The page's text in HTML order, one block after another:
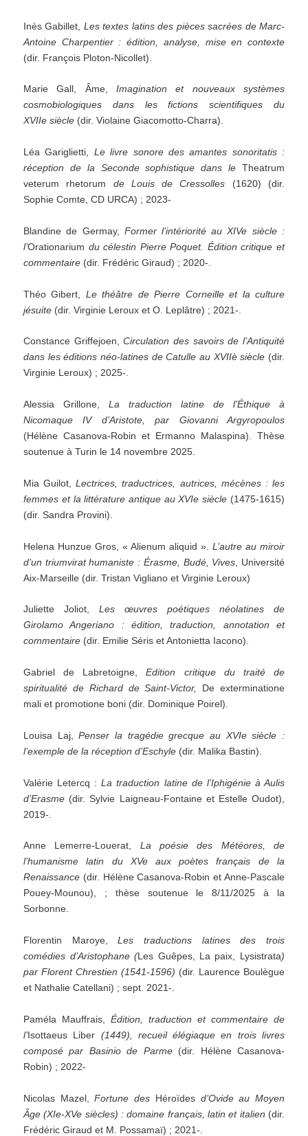
Inès Gabillet, Les textes latins des pièces sacrées de Marc-
Antoine Charpentier : édition, analyse, mise en contexte
(dir. François Ploton-Nicollet).
Marie Gall, Âme, Imagination et nouveaux systèmes
cosmobiologiques dans les fictions scientifiques du
XVIIe siècle (dir. Violaine Giacomotto-Charra).
Léa Gariglietti, Le livre sonore des amantes sonoritatis :
réception de la Seconde sophistique dans le Theatrum
veterum rhetorum de Louis de Cressolles (1620) (dir.
Sophie Comte, CD URCA) ; 2023-
Blandine de Germay, Former l’intériorité au XIVe siècle :
l’Orationarium du célestin Pierre Poquet. Édition critique et
commentaire (dir. Frédéric Giraud) ; 2020-.
Théo Gibert, Le théâtre de Pierre Corneille et la culture
jésuite (dir. Virginie Leroux et O. Leplâtre) ; 2021-.
Constance Griffejoen,Circulation des savoirs de l’Antiquité
dans les éditions néo-latines de Catulle au XVIIè siècle (dir.
Virginie Leroux) ; 2025-.
Alessia Grillone,La traduction latine de l’Éthique à
Nicomaque IV d’Aristote, par Giovanni Argyropoulos
(Hélène Casanova-Robin et Ermanno Malaspina). Thèse
soutenue à Turin le 14 novembre 2025.
Mia Guilot,Lectrices, traductrices, autrices, mécènes : les
femmes et la littérature antique au XVIe siècle (1475-1615)
(dir. Sandra Provini).
Helena Hunzue Gros, « Alienum aliquid ». L’autre au miroir
d’un triumvirat humaniste : Érasme, Budé, Vives , Université
Aix-Marseille (dir. Tristan Vigliano et Virginie Leroux)
Juliette Joliot,Les œuvres poétiques néolatines de
Girolamo Angeriano : édition, traduction, annotation et
commentaire (dir. Emilie Séris et Antonietta Iacono).
Gabriel de Labretoigne,Edition critique du traité de
spiritualité de Richard de Saint-Victor, De exterminatione
mali et promotione boni (dir. Dominique Poirel).
Louisa Laj,Penser la tragédie grecque au XVIe siècle :
l’exemple de la réception d’Eschyle (dir. Malika Bastin).
Valérie Letercq :La traduction latine de l’Iphigénie à Aulis
d’Erasme (dir. Sylvie Laigneau-Fontaine et Estelle Oudot),
2019-.
Anne Lemerre-Louerat, La poésie des Météores, de
l’humanisme latin du XVe aux poètes français de la
Renaissance (dir. Hélène Casanova-Robin et Anne-Pascale
Pouey-Mounou), ; thèse soutenue le 8/11/2025 à la
Sorbonne.
Florentin Maroye,Les traductions latines des trois
comédies d’Aristophane (Les Guêpes, La paix, Lysistrata)
par Florent Chrestien (1541-1596) (dir. Laurence Boulègue
et Nathalie Catellani) ; sept. 2021-.
Paméla Mauffrais,Édition, traduction et commentaire de
l’Isottaeus Liber (1449), recueil élégiaque en trois livres
composé par Basinio de Parme(dir. Hélène Casanova-
Robin) ; 2022-
Nicolas Mazel, Fortune des Héroïdesd’Ovide au Moyen
Âge (XIe-XVe siècles) : domaine français, latin et italien (dir.
Frédéric Giraud et M. Possamaï) ; 2021-.